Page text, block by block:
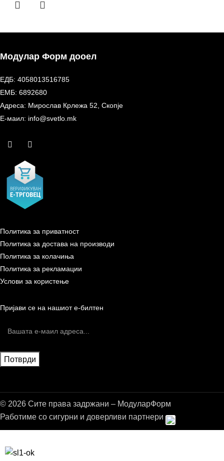
Модулар Форм дооел
ЕДБ: 4058013516785
ЕМБ: 6892680
Адреса: Мирослав Крлежа 52, Скопје
Е-маил: info@svetlo.mk
Политика за приватност
Политика за достава на производи
Политика за колачиња
Политика за рекламации
Услови за користење
Пријави се на нашиот е-билтен
© 2026 Сите права задржани – МодуларФорм
Работиме со сигурни и доверливи партнери